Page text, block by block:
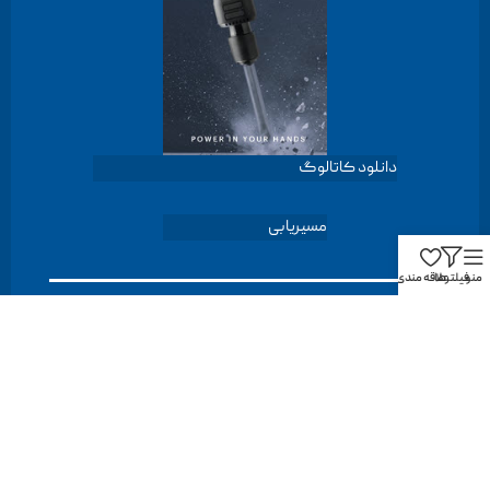
دانلود کاتالوگ
مسیریابی
منوفیلترهاعلاقه مندی